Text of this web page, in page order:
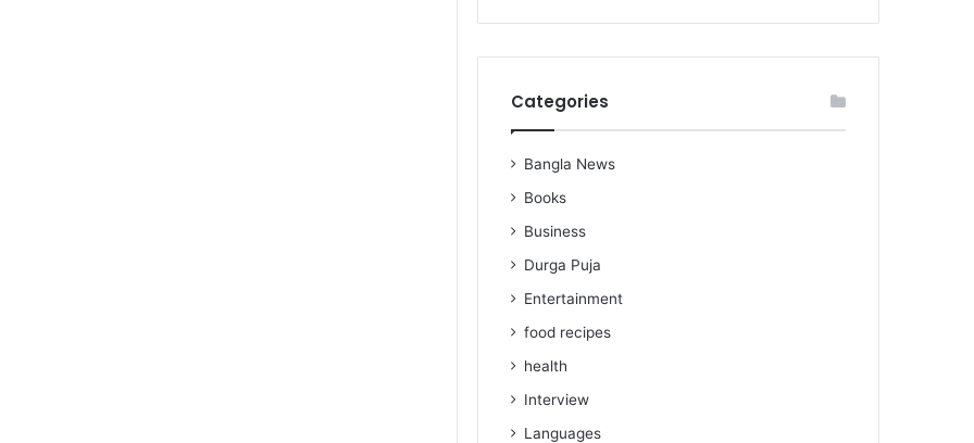
Categories
Bangla News
Books
Business
Durga Puja
Entertainment
food recipes
health
Interview
Languages